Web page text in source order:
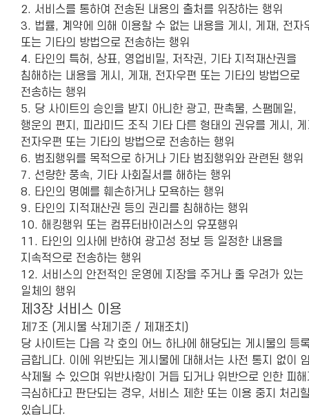
2. 서비스를 통하여 전송된 내용의 출처를 위장하는 행위
3. 법률, 계약에 의해 이용할 수 없는 내용을 게시, 게재, 전자
또는 기타의 방법으로 전송하는 행위
4. 타인의 특허, 상표, 영업비밀, 저작권, 기타 지적재산권을
침해하는 내용을 게시, 게재, 전자우편 또는 기타의 방법으로
전송하는 행위
5. 당 사이트의 승인을 받지 아니한 광고, 판촉물, 스팸메일,
행운의 편지, 피라미드 조직 기타 다른 형태의 권유를 게시,
전자우편 또는 기타의 방법으로 전송하는 행위
6. 범죄행위를 목적으로 하거나 기타 범죄행위와 관련된 행위
7. 선량한 풍속, 기타 사회질서를 해하는 행위
8. 타인의 명예를 훼손하거나 모욕하는 행위
9. 타인의 지적재산권 등의 권리를 침해하는 행위
10. 해킹행위 또는 컴퓨터바이러스의 유포행위
11. 타인의 의사에 반하여 광고성 정보 등 일정한 내용을
지속적으로 전송하는 행위
12. 서비스의 안전적인 운영에 지장을 주거나 줄 우려가 있는
일체의 행위
제3장 서비스 이용
제7조 (게시물 삭제기준 / 제재조치)
당 사이트는 다음 각 호의 어느 하나에 해당되는 게시물의 등
금합니다. 이에 위반되는 게시물에 대해서는 사전 통지 없이
삭제될 수 있으며 위반사항이 거듭 되거나 위반으로 인한 피해
극심하다고 판단되는 경우, 서비스 제한 또는 이용 중지 처리
있습니다.